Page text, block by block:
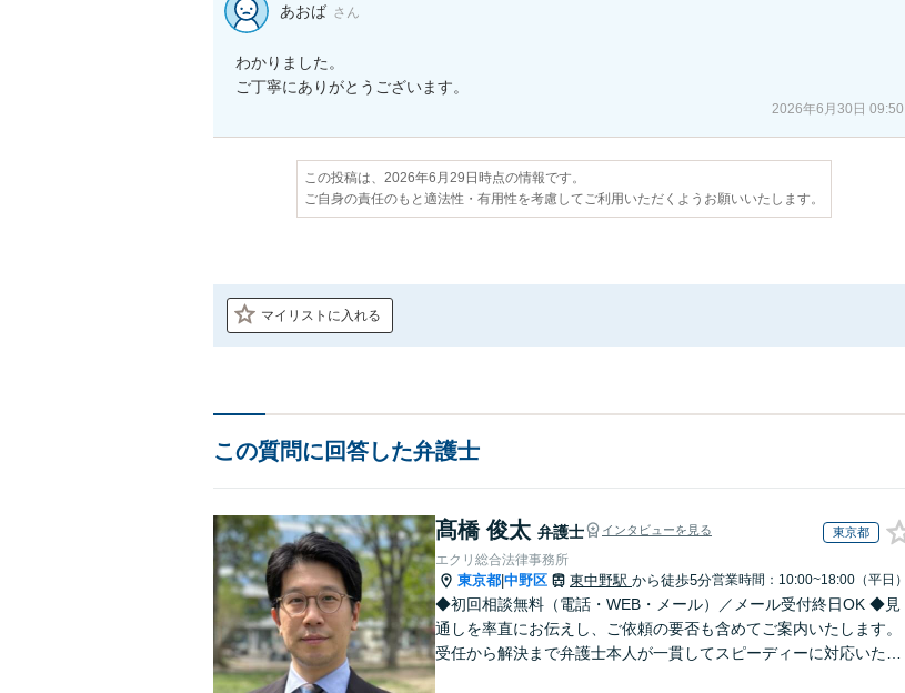
あおば さん
わかりました。
ご丁寧にありがとうございます。
2026年6月30日 09:50
この投稿は、2026年6月29日時点の情報です。
ご自身の責任のもと適法性・有用性を考慮してご利用いただくようお願いいたします。
マイリストに入れる
この質問に回答した弁護士
髙橋 俊太 弁護士 インタビューを見る 東京都
エクリ総合法律事務所
東京都 中野区 東中野駅 から徒歩5分営業時間：10:00~18:00（平日）
◆初回相談無料（電話・WEB・メール）／メール受付終日OK ◆見
通しを率直にお伝えし、ご依頼の要否も含めてご案内いたします。
受任から解決まで弁護士本人が一貫してスピーディーに対応いたし